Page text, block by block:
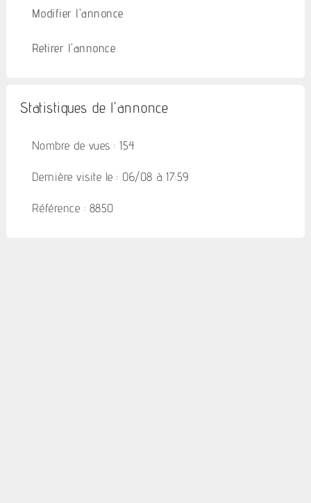
Modifier l'annonce
Retirer l'annonce
Statistiques de l'annonce
Nombre de vues : 154
Dernière visite le : 06/08 à 17:59
Référence : 8850